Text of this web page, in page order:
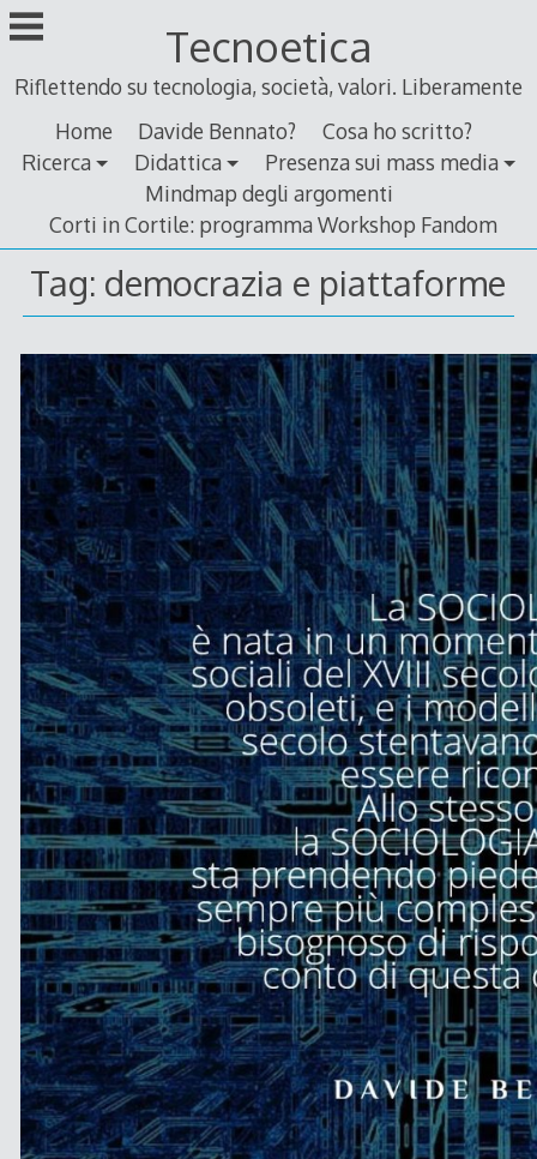
Skip
to
Tecnoetica
Riflettendo su tecnologia, società, valori. Liberamente
Home
Davide Bennato?
Cosa ho scritto?
Ricerca
Didattica
Presenza sui mass media
Mindmap degli argomenti
Corti in Cortile: programma Workshop Fandom
Tag: democrazia e piattaforme